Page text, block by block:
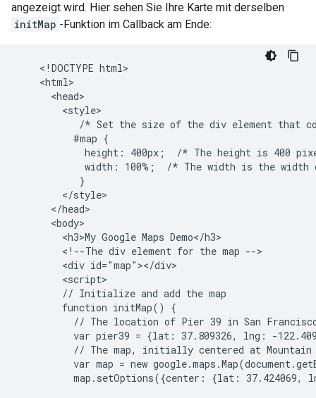
angezeigt wird. Hier sehen Sie Ihre Karte mit derselben
initMap -Funktion im Callback am Ende:
    <!DOCTYPE html>
    <html>
      <head>
        <style>
/* Set the size of the div element that
          #map {
height: 400px;  /* The height is 400
width: 100%;  /* The width is the width
           }
        </style>
      </head>
      <body>
        <h3>My Google Maps Demo</h3>
        <!--The div element for the map -->
        <div id="map"></div>
        <script>
        // Initialize and add the map
        function initMap() {
// The location of Pier 39 in San
var pier39 = {lat: 37.809326, lng: -
// The map, initially centered at Mountain
var map = new
map.setOptions({center: {lat: 37.424069,